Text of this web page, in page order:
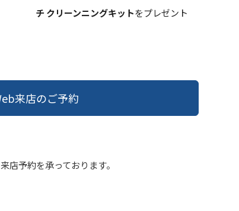
チ クリーンニングキットをプレゼント
来店のご予約
店予約を承っております。